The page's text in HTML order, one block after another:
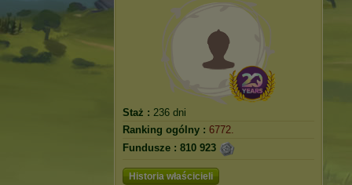
Staż : 236 dni
Ranking ogólny : 6772.
Fundusze : 810 923
Historia właścicieli